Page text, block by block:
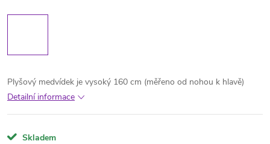
Plyšový medvídek je vysoký 160 cm (měřeno od nohou k hlavě)
Detailní informace
Skladem